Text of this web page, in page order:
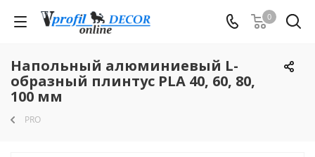
0
Напольный алюминиевый L-
образный плинтус PLA 40, 60, 80,
100 мм
PRO